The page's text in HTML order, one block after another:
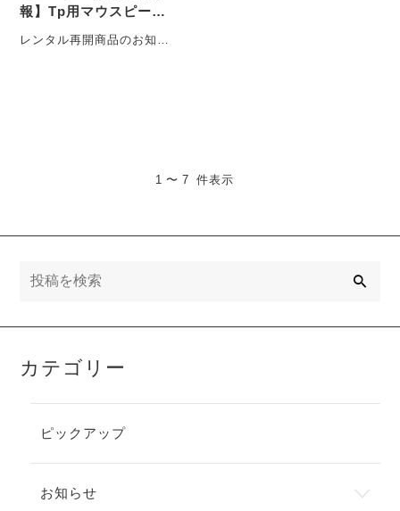
報】Tp用マウスピース
V.Bach 8C ノーコーポ
モデル
レンタル再開商品のお知ら
1 〜 7 件表示
カテゴリー
ピックアップ
お知らせ